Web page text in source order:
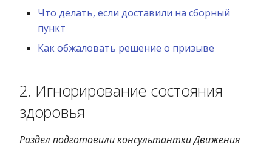
Что делать, если доставили на сборный
пункт
Как обжаловать решение о призыве
2. Игнорирование состояния
здоровья
Раздел подготовили консультантки Движения